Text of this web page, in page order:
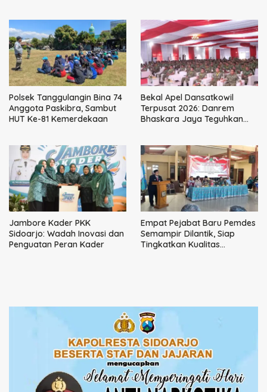
Polsek Tanggulangin Bina 74
Anggota Paskibra, Sambut
HUT Ke-81 Kemerdekaan
Bekal Apel Dansatkowil
Terpusat 2026: Danrem
Bhaskara Jaya Teguhkan
Jambore Kader PKK
Sidoarjo: Wadah Inovasi dan
Penguatan Peran Kader
Empat Pejabat Baru Pemdes
Semampir Dilantik, Siap
Tingkatkan Kualitas